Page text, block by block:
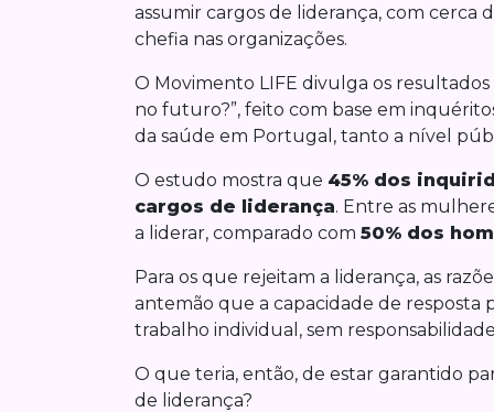
assumir cargos de liderança, com cerca
chefia nas organizações.
O Movimento LIFE divulga os
no futuro?”, feito com base em
da saúde em Portugal, tanto a nível
O estudo mostra que 45% dos
cargos de liderança. Entre as
a liderar, comparado com 50% dos
Para os que rejeitam a liderança, as
antemão que a capacidade de resposta
trabalho individual, sem
O que teria, então, de estar garantido
de liderança?